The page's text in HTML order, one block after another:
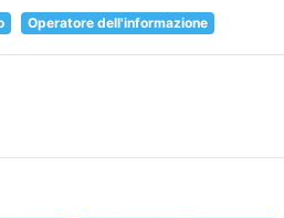
Operatore dell'informazione